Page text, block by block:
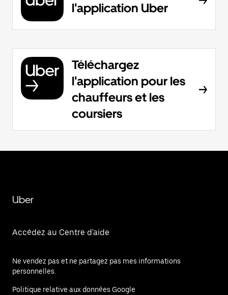
l'application Uber
Téléchargez
l'application pour les
chauffeurs et les
coursiers
Uber
Accédez au Centre d'aide
Ne vendez pas et ne partagez pas mes informations
personnelles.
Politique relative aux données Google